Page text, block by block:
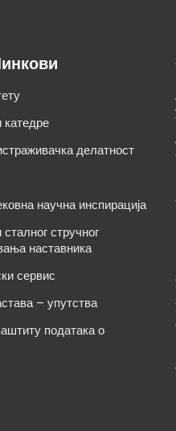
делатност
научна инспирација
стручног
наставника
сервис
– упутства
података о